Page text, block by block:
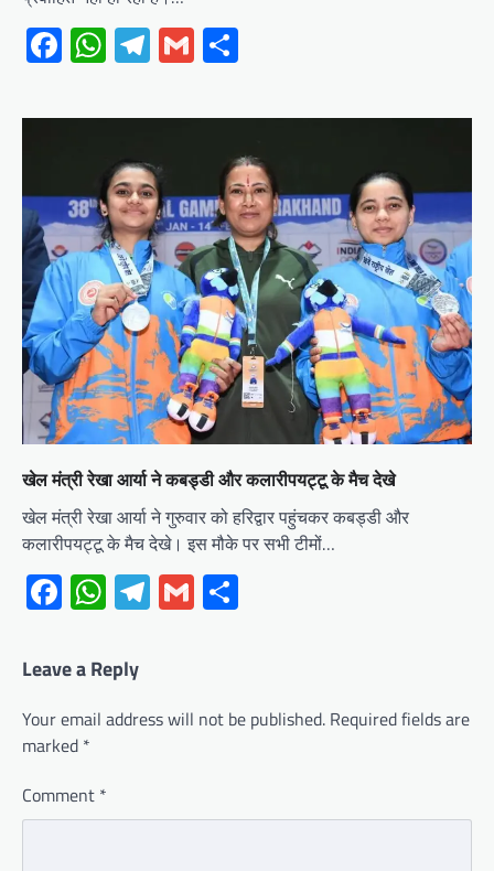
Facebook
WhatsApp
Telegram
Gmail
खेल मंत्री रेखा आर्या ने कबड्डी और कलारीपयट्टू के मैच देखे
खेल मंत्री रेखा आर्या ने गुरुवार को हरिद्वार पहुंचकर कबड्डी और
कलारीपयट्टू के मैच देखे। इस मौके पर सभी टीमों…
Facebook
WhatsApp
Telegram
Gmail
Leave a Reply
Your email address will not be published. Required fields are
marked *
Comment *